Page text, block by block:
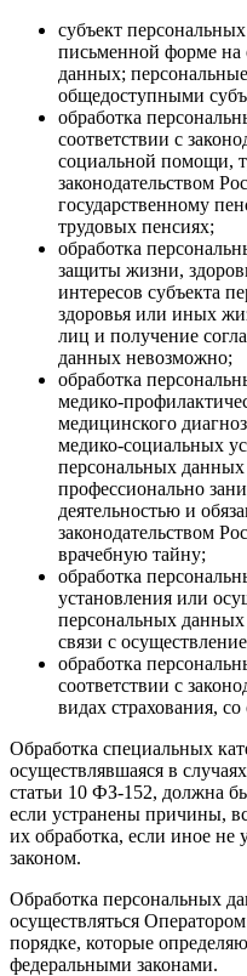
субъект
письменной форме на
данных;
общедоступными
обработка
соответствии с
социальной помощи,
законодательством
государственному
трудовых пенсиях;
обработка
защиты жизни,
интересов субъекта
здоровья или иных
лиц и получение
данных невозможно;
обработка
медико-
медицинского
медико-социальных
персональных
профессионально
деятельностью и
законодательством
врачебную тайну;
обработка
установления или
персональных
связи с
обработка
соответствии с
видах страхования,
Обработка специальных
осуществлявшаяся в
статьи 10 ФЗ-152, должна
если устранены причины,
их обработка, если иное не
законом.
Обработка персональных
осуществляться
порядке, которые
федеральными законами.